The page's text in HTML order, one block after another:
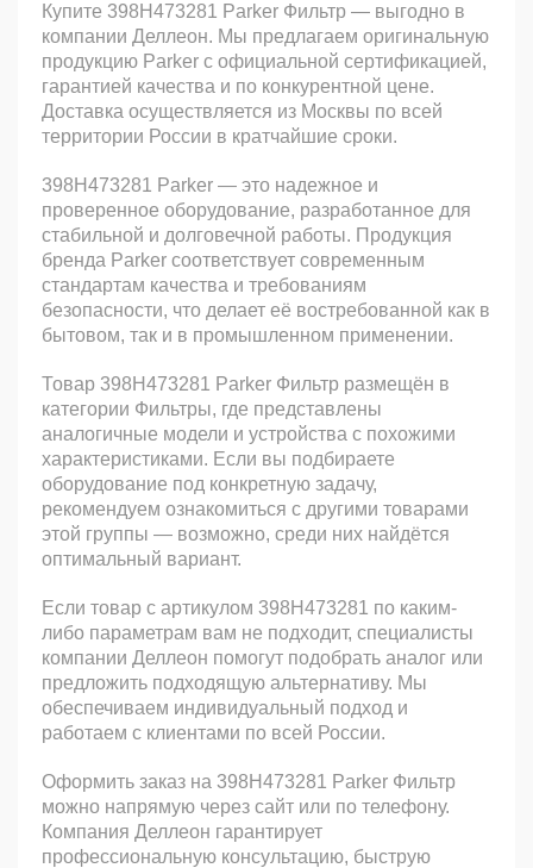
Купите 398H473281 Parker Фильтр — выгодно в
компании Деллеон. Мы предлагаем оригинальную
продукцию Parker с официальной сертификацией,
гарантией качества и по конкурентной цене.
Доставка осуществляется из Москвы по всей
территории России в кратчайшие сроки.
398H473281 Parker — это надежное и
проверенное оборудование, разработанное для
стабильной и долговечной работы. Продукция
бренда Parker соответствует современным
стандартам качества и требованиям
безопасности, что делает её востребованной как в
бытовом, так и в промышленном применении.
Товар 398H473281 Parker Фильтр размещён в
категории Фильтры, где представлены
аналогичные модели и устройства с похожими
характеристиками. Если вы подбираете
оборудование под конкретную задачу,
рекомендуем ознакомиться с другими товарами
этой группы — возможно, среди них найдётся
оптимальный вариант.
Если товар с артикулом 398H473281 по каким-
либо параметрам вам не подходит, специалисты
компании Деллеон помогут подобрать аналог или
предложить подходящую альтернативу. Мы
обеспечиваем индивидуальный подход и
работаем с клиентами по всей России.
Оформить заказ на 398H473281 Parker Фильтр
можно напрямую через сайт или по телефону.
Компания Деллеон гарантирует
профессиональную консультацию, быструю